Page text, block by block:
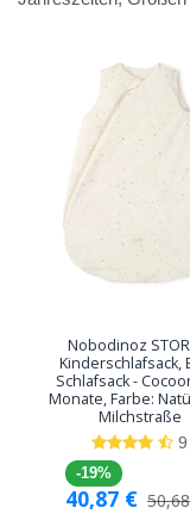
Nobodinoz
Kinderschlafsack,
Schlafsack -
Monate, Farbe:
Milchstraße
9
-19%
40,87 € 50,68